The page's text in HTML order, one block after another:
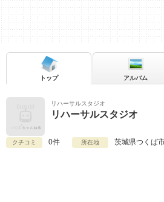
リハーサルスタジオ
リハーサルスタジオ
クチコミ 0件 所在地 茨城県つくば
トップ アルバム